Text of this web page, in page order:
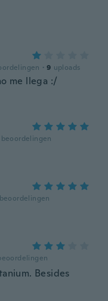
· 9 uploads
me llega :/
beoordelingen
beoordelingen
Besides